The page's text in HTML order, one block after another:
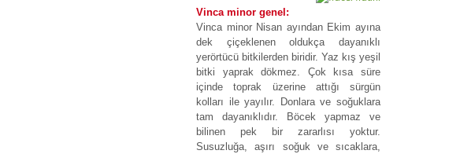
Vinca minor genel:
Vinca minor Nisan ayından Ekim ayına
dek çiçeklenen oldukça dayanıklı
yerörtücü bitkilerden biridir. Yaz kış yeşil
bitki yaprak dökmez. Çok kısa süre
içinde toprak üzerine attığı sürgün
kolları ile yayılır. Donlara ve soğuklara
tam dayanıklıdır. Böcek yapmaz ve
bilinen pek bir zararlısı yoktur.
Susuzluğa, aşırı soğuk ve sıcaklara,